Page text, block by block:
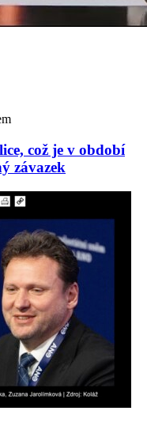
což je v období
závazek